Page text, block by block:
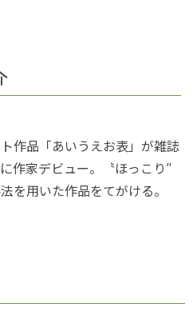
作品「あいうえお表」が雑誌
作家デビュー。〝ほっこり″
を用いた作品をてがける。